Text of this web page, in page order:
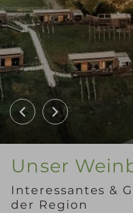
Unser
Interessantes &
der Region